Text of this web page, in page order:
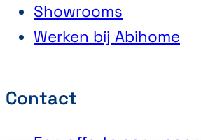
Showrooms
Werken bij Abihome
Contact